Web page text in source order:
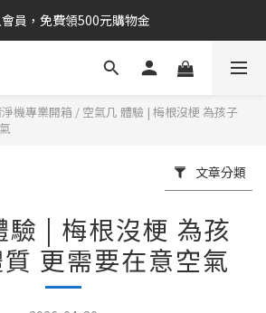
員，免費領500元購物金
機專業開箱 / 空氣几 體驗 | 梅根沒梗 為孩子
文章分類
驗 | 梅根沒梗 為孩
更需要在意空氣